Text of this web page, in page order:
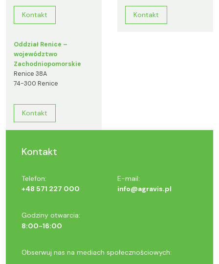
Kontakt Kontakt
Oddział Renice –
województwo
Zachodniopomorskie
Renice 38A
74-300 Renice
Kontakt
Kontakt
Telefon:
+48 571 227 000
E-mail:
info@agravis.pl
Godziny otwarcia:
8:00-16:00
Obserwuj nas na mediach społecznościowych: